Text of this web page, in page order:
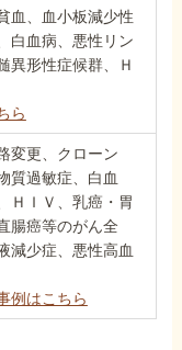
血、血小板減少性
白血病、悪性リン
異形性症候群、Ｈ
ら
変更、クローン
質過敏症、白血
ＨＩＶ、乳癌・胃
腸癌等のがん全
減少症、悪性高血
例はこちら